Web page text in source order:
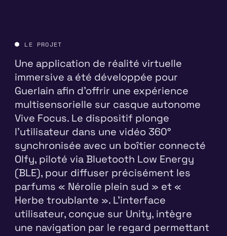
LE PROJET
Une application de réalité virtuelle
immersive a été développée pour
Guerlain afin d'offrir une expérience
multisensorielle sur casque autonome
Vive Focus. Le dispositif plonge
l'utilisateur dans une vidéo 360°
synchronisée avec un boîtier connecté
Olfy, piloté via Bluetooth Low Energy
(BLE), pour diffuser précisément les
parfums « Nérolie plein sud » et «
Herbe troublante ». L'interface
utilisateur, conçue sur Unity, intègre
une navigation par le regard permettant